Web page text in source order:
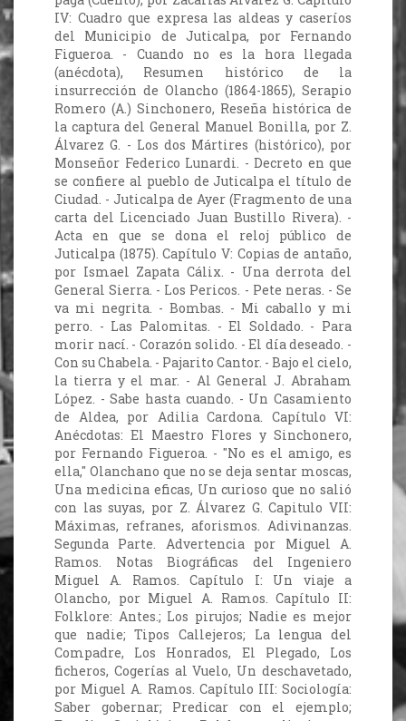
IV: Cuadro que expresa las aldeas y caseríos
del Municipio de Juticalpa, por Fernando
Figueroa. - Cuando no es la hora llegada
(anécdota), Resumen histórico de la
insurrección de Olancho (1864-1865), Serapio
Romero (A.) Sinchonero, Reseña histórica de
la captura del General Manuel Bonilla, por Z.
Álvarez G. - Los dos Mártires (histórico), por
Monseñor Federico Lunardi. - Decreto en que
se confiere al pueblo de Juticalpa el título de
Ciudad. - Juticalpa de Ayer (Fragmento de una
carta del Licenciado Juan Bustillo Rivera). -
Acta en que se dona el reloj público de
Juticalpa (1875). Capítulo V: Copias de antaño,
por Ismael Zapata Cálix. - Una derrota del
General Sierra. - Los Pericos. - Pete neras. - Se
va mi negrita. - Bombas. - Mi caballo y mi
perro. - Las Palomitas. - El Soldado. - Para
morir nací. - Corazón solido. - El día deseado. -
Con su Chabela. - Pajarito Cantor. - Bajo el cielo,
la tierra y el mar. - Al General J. Abraham
López. - Sabe hasta cuando. - Un Casamiento
de Aldea, por Adilia Cardona. Capítulo VI:
Anécdotas: El Maestro Flores y Sinchonero,
por Fernando Figueroa. - "No es el amigo, es
ella," Olanchano que no se deja sentar moscas,
Una medicina eficas, Un curioso que no salió
con las suyas, por Z. Álvarez G. Capitulo VII:
Máximas, refranes, aforismos. Adivinanzas.
Segunda Parte. Advertencia por Miguel A.
Ramos. Notas Biográficas del Ingeniero
Miguel A. Ramos. Capítulo I: Un viaje a
Olancho, por Miguel A. Ramos. Capítulo II:
Folklore: Antes.; Los pirujos; Nadie es mejor
que nadie; Tipos Callejeros; La lengua del
Compadre, Los Honrados, El Plegado, Los
ficheros, Cogerías al Vuelo, Un deschavetado,
por Miguel A. Ramos. Capítulo III: Sociología:
Saber gobernar; Predicar con el ejemplo;